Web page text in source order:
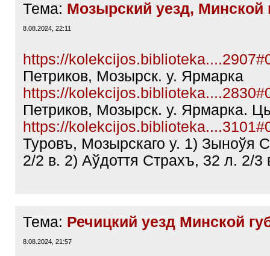
Тема: Мозырский уезд, Минской
8.08.2024, 22:11
https://
Петриков, Мозырск. у. Ярмарка
https://
Петриков, Мозырск. у. Ярмарка.
https://
Туровъ, Мозырскаго у. 1) Зыноўя
2/2 в. 2) Аўдоття Страхъ, 32 л. 2/3
Тема: Речицкий уезд Минской
8.08.2024, 21:57